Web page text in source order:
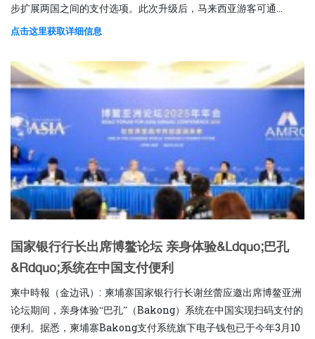
步扩展两国之间的支付选项。此次升级后，马来西亚游客可通...
点击这里获取详细信息
国家银行行长出席博鳌论坛 亲身体验&ldquo;巴孔
&rdquo;系统在中国支付便利
柬中時報（金边讯）: 柬埔寨国家银行行长谢丝蕾应邀出席博鳌亚洲
论坛期间，亲身体验“巴孔”（Bakong）系统在中国实现扫码支付的
便利。据悉，柬埔寨Bakong支付系统旗下电子钱包已于今年3月10